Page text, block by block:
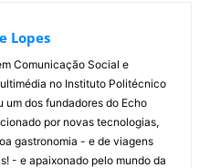
Lopes
Comunicação Social e
no Instituto Politécnico
um dos fundadores do Echo
por novas tecnologias,
gastronomia - e de viagens
- e apaixonado pelo mundo da